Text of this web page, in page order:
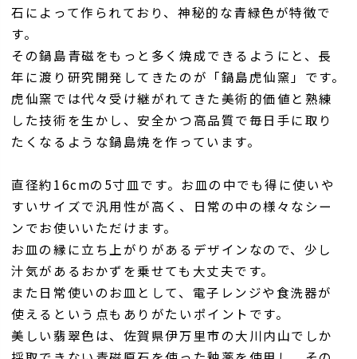
石によって作られており、神秘的な青緑色が特徴で
す。
その鍋島青磁をもっと多く焼成できるようにと、長
年に渡り研究開発してきたのが「鍋島虎仙窯」です。
虎仙窯では代々受け継がれてきた美術的価値と熟練
した技術を生かし、安全かつ高品質で毎日手に取り
たくなるような鍋島焼を作っています。
直径約16cmの5寸皿です。お皿の中でも得に使いや
すいサイズで汎用性が高く、日常の中の様々なシー
ンでお使いいただけます。
お皿の縁に立ち上がりがあるデザインなので、少し
汁気があるおかずを乗せても大丈夫です。
また日常使いのお皿として、電子レンジや食洗器が
使えるという点もありがたいポイントです。
美しい翡翠色は、佐賀県伊万里市の大川内山でしか